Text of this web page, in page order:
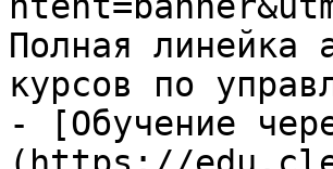
Полная линейка
курсов по
- [Обучение